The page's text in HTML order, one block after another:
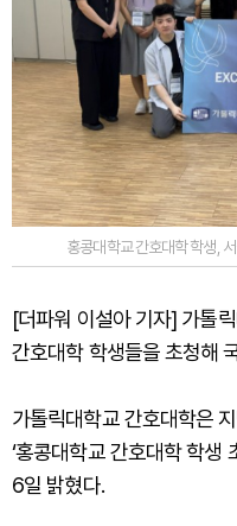
홍콩대학교 간호대학 학생,
[더파워 이설아 기자] 가톨
간호대학 학생들을 초청해
가톨릭대학교 간호대학은
‘홍콩대학교 간호대학 학생
6일 밝혔다.